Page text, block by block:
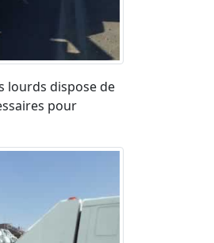
lourds dispose de
pour